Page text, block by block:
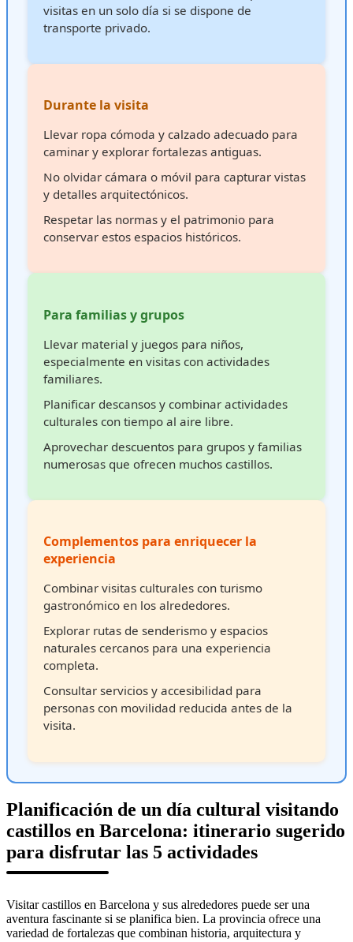
visitas en un solo día si se dispone de
transporte privado.
Durante la visita
Llevar ropa cómoda y calzado adecuado para
caminar y explorar fortalezas antiguas.
No olvidar cámara o móvil para capturar vistas
y detalles arquitectónicos.
Respetar las normas y el patrimonio para
conservar estos espacios históricos.
Para familias y grupos
Llevar material y juegos para niños,
especialmente en visitas con actividades
familiares.
Planificar descansos y combinar actividades
culturales con tiempo al aire libre.
Aprovechar descuentos para grupos y familias
numerosas que ofrecen muchos castillos.
Complementos para enriquecer la
experiencia
Combinar visitas culturales con turismo
gastronómico en los alrededores.
Explorar rutas de senderismo y espacios
naturales cercanos para una experiencia
completa.
Consultar servicios y accesibilidad para
personas con movilidad reducida antes de la
visita.
Planificación de un día cultural visitando
castillos en Barcelona: itinerario sugerido
para disfrutar las 5 actividades
Visitar castillos en Barcelona y sus alrededores puede ser una
aventura fascinante si se planifica bien. La provincia ofrece una
variedad de fortalezas que combinan historia, arquitectura y